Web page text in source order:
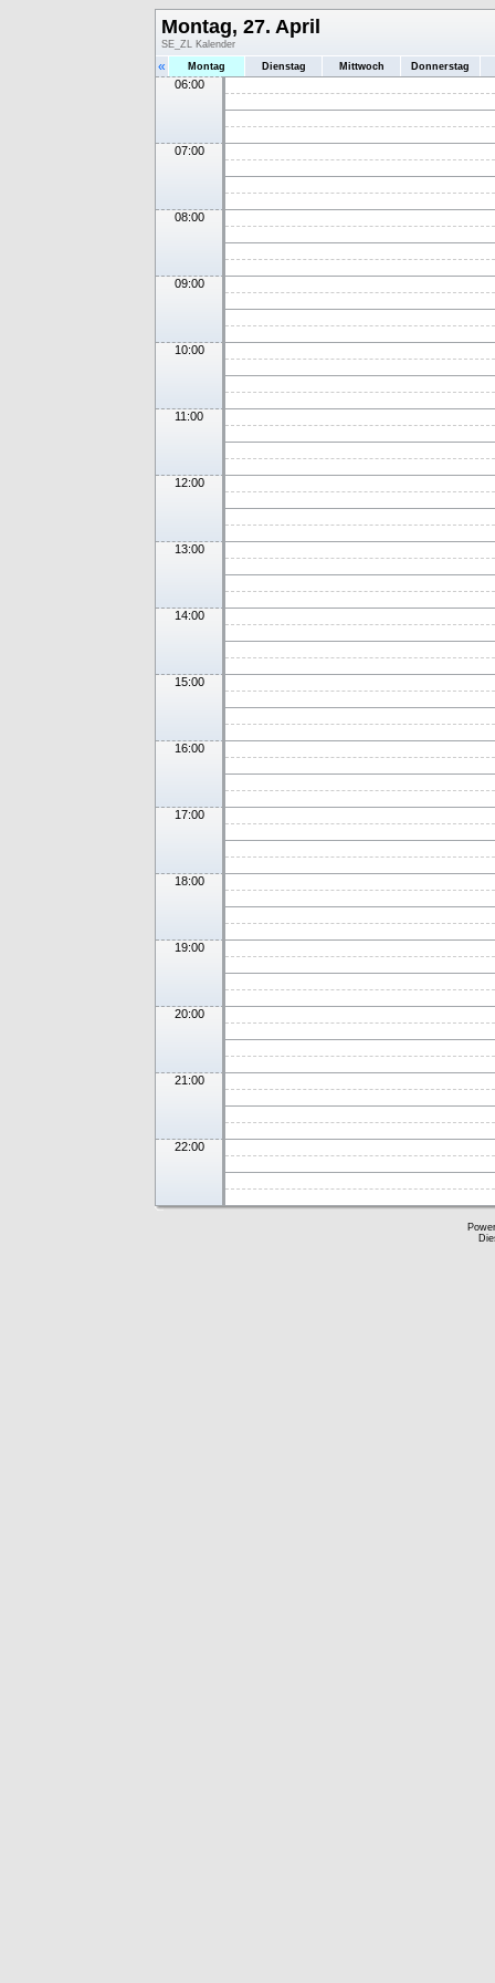
Montag, 27. April
SE_ZL Kalender
« Montag Dienstag Mittwoch Donnerstag
06:00
07:00
08:00
09:00
10:00
11:00
12:00
13:00
14:00
15:00
16:00
17:00
18:00
19:00
20:00
21:00
22:00